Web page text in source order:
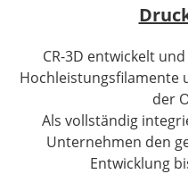
CR-3D entwickelt
Hochleistungsfilamente
der
Als vollständig
Unternehmen den
Entwicklung